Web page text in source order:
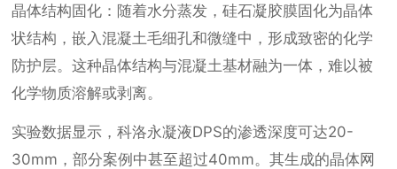
晶体结构固化：随着水分蒸发，硅石凝胶膜固化为晶体
状结构，嵌入混凝土毛细孔和微缝中，形成致密的化学
防护层。这种晶体结构与混凝土基材融为一体，难以被
化学物质溶解或剥离。
实验数据显示，科洛永凝液DPS的渗透深度可达20-
30mm，部分案例中甚至超过40mm。其生成的晶体网